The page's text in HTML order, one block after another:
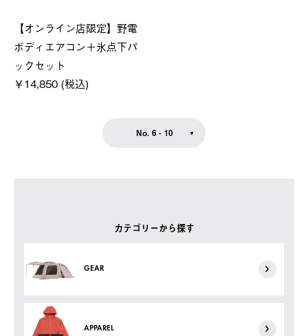
カテゴリーから探す
GEAR
APPAREL
【オンライン店限定】野電
ボディエアコン＋氷点下パ
ックセット
￥14,850 (税込)
No. 6 - 10